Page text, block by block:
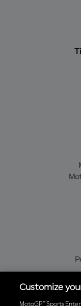
Customize
MotoGP™ Sports